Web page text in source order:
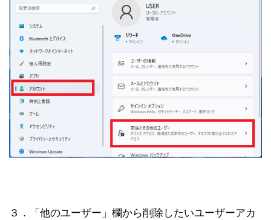
３．「他のユーザー」欄から削除したいユーザーアカ